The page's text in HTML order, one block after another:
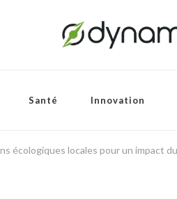
Santé Innovation
écologiques locales pour un impact